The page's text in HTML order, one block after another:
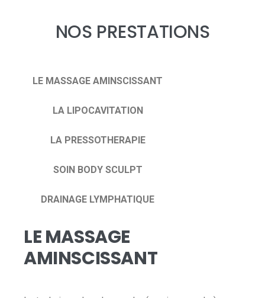
NOS PRESTATIONS
LE MASSAGE AMINSCISSANT
LA LIPOCAVITATION
LA PRESSOTHERAPIE
SOIN BODY SCULPT
DRAINAGE LYMPHATIQUE
LE MASSAGE
AMINSCISSANT